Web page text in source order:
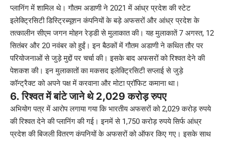
प्लानिंग में शामिल थे। गौतम अडाणी ने 2021 में आंध्र प्रदेश की स्टेट
इलेक्ट्रिसिटी डिस्ट्रिब्यूशन कंपनियों के बड़े अफसरों और आंध्र प्रदेश के
तत्कालीन सीएम जगन मोहन रेड्डी से मुलाकात की। यह मुलाकातें 7 अगस्त, 12
सितंबर और 20 नवंबर को हुईं। इन बैठकों में गौतम अडाणी ने कथित तौर पर
परियोजनाओं से जुड़े मुद्दों पर चर्चा की। इसके बाद अफसरों को रिश्वत देने की
पेशकश की। इन मुलाकातों का मकसद इलेक्ट्रिसिटी सप्लाई से जुड़े
कॉन्ट्रैक्ट को अपने पक्ष में करवाना और मोटा प्रॉफिट कमाना था।
6. रिश्वत में बांटे जाने थे 2,029 करोड़ रुपए
अभियोग पत्र में आरोप लगाया गया कि भारतीय अफसरों को 2,029 करोड़ रुपये
की रिश्वत देने की प्लानिंग की गई। इनमें से 1,750 करोड़ रुपये सिर्फ आंध्र
प्रदेश की बिजली वितरण कंपनियों के अफसरों को ऑफर किए गए। इसके साथ